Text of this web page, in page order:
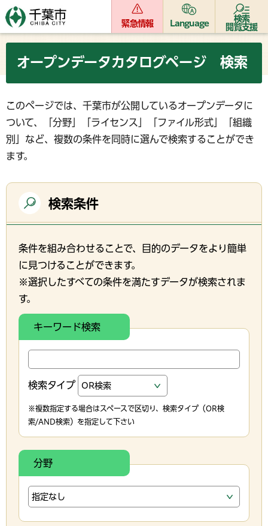
緊急情報 Language
検索
閲覧支援
オープンデータカタログページ 検索
このページでは、千葉市が公開しているオープンデータに
ついて、「分野」「ライセンス」「ファイル形式」「組織
別」など、複数の条件を同時に選んで検索することができ
ます。
検索条件
条件を組み合わせることで、目的のデータをより簡単
に見つけることができます。
※選択したすべての条件を満たすデータが検索されま
す。
キーワード検索
検索タイプ
※複数指定する場合はスペースで区切り、検索タイプ（OR検
索/AND検索）を指定して下さい
分野